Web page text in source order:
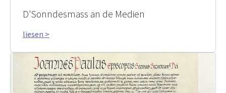
D'Sonndesmass an de Medien
liesen >